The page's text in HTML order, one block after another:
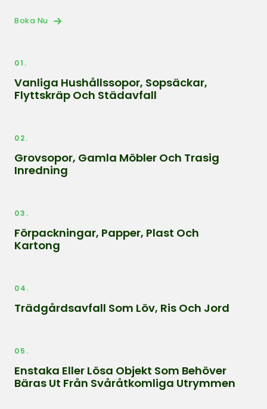
Boka Nu
01.
Vanliga Hushållssopor, Sopsäckar,
Flyttskräp Och Städavfall
02.
Grovsopor, Gamla Möbler Och Trasig
Inredning
03.
Förpackningar, Papper, Plast Och
Kartong
04.
Trädgårdsavfall Som Löv, Ris Och Jord
05.
Enstaka Eller Lösa Objekt Som Behöver
Bäras Ut Från Svåråtkomliga Utrymmen